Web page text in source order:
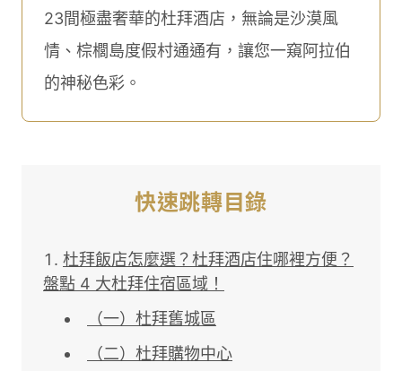
23間極盡奢華的杜拜酒店，無論是沙漠風
情、棕櫚島度假村通通有，讓您一窺阿拉伯
的神秘色彩。
快速跳轉目錄
杜拜飯店怎麼選？杜拜酒店住哪裡方便？
盤點 4 大杜拜住宿區域！
（一）杜拜舊城區
（二）杜拜購物中心